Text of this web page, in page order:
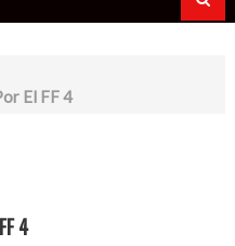
El FF 4
4